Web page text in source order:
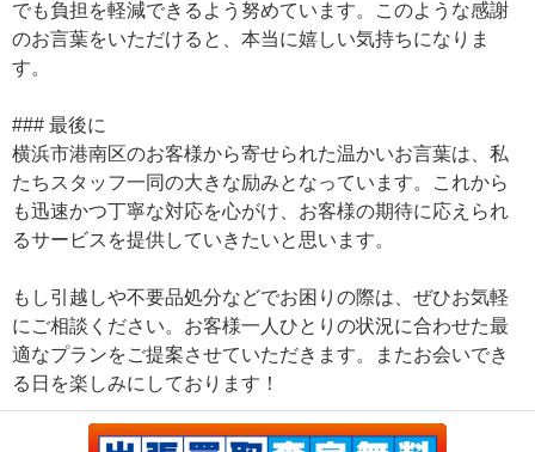
でも負担を軽減できるよう努めています。このような感謝
のお言葉をいただけると、本当に嬉しい気持ちになりま
す。
### 最後に
横浜市港南区のお客様から寄せられた温かいお言葉は、私
たちスタッフ一同の大きな励みとなっています。これから
も迅速かつ丁寧な対応を心がけ、お客様の期待に応えられ
るサービスを提供していきたいと思います。
もし引越しや不要品処分などでお困りの際は、ぜひお気軽
にご相談ください。お客様一人ひとりの状況に合わせた最
適なプランをご提案させていただきます。またお会いでき
る日を楽しみにしております！